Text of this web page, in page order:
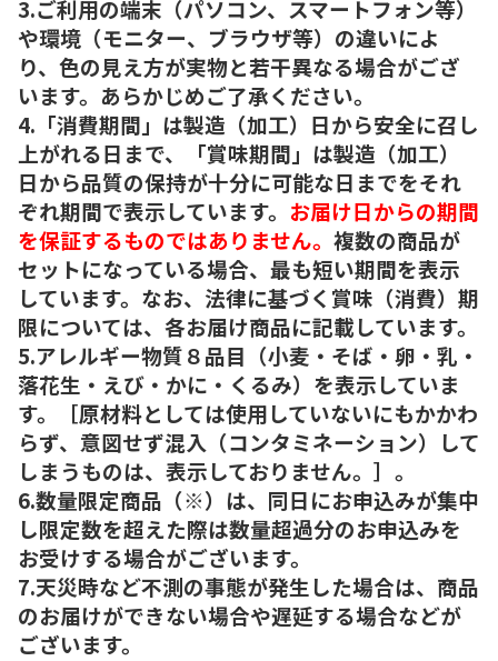
3.ご利用の端末（パソコン、スマートフォン等）
や環境（モニター、ブラウザ等）の違いによ
り、色の見え方が実物と若干異なる場合がござ
います。あらかじめご了承ください。
4.「消費期間」は製造（加工）日から安全に召し
上がれる日まで、「賞味期間」は製造（加工）
日から品質の保持が十分に可能な日までをそれ
ぞれ期間で表示しています。 お届け日からの期間
を保証するものではありません。 複数の商品が
セットになっている場合、最も短い期間を表示
しています。なお、法律に基づく賞味（消費）期
限については、各お届け商品に記載しています。
5.アレルギー物質８品目（小麦・そば・卵・乳・
落花生・えび・かに・くるみ）を表示していま
す。［原材料としては使用していないにもかかわ
らず、意図せず混入（コンタミネーション）して
しまうものは、表示しておりません。］。
6.数量限定商品（※）は、同日にお申込みが集中
し限定数を超えた際は数量超過分のお申込みを
お受けする場合がございます。
7.天災時など不測の事態が発生した場合は、商品
のお届けができない場合や遅延する場合などが
ございます。